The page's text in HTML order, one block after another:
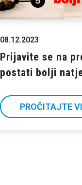
08.12.2023
Prijavite se na
postati bolji
PROČITAJTE